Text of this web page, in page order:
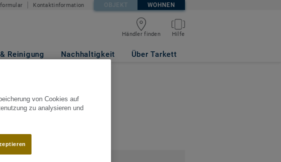
Kontaktinformation OBJEKT WOHNEN
Händler finden Hilfe
Reinigung Nachhaltigkeit Über Tarkett
von Cookies auf
zu analysieren und